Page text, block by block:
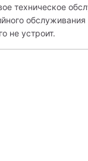
техническое
не устроит.